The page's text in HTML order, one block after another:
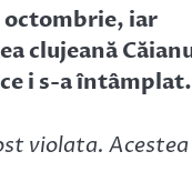
octombrie, iar
clujeană
i s-a întâmplat.
violata. Acestea